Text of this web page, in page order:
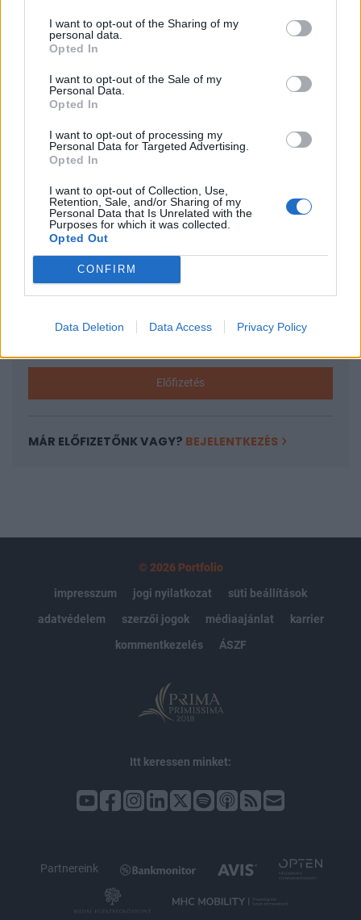
I want to opt-out of the Sharing of my
personal data.
Opted In
I want to opt-out of the Sale of my
Personal Data.
Opted In
I want to opt-out of processing my
Personal Data for Targeted Advertising.
Opted In
I want to opt-out of Collection, Use,
Retention, Sale, and/or Sharing of my
Personal Data that Is Unrelated with the
Purposes for which it was collected.
Opted Out
CONFIRM
Data Deletion Data Access Privacy Policy
között a fővárosi Fradi-pálya, az egykori Nemzeti Kulturális
Örökség Minisztériumának (NKÖM) Wesselényi utcai
épülete, az Országos Pszichiátriai Intézet Völgy utcai
épülete és a Béla király úti volt kormányrezidencia. Az idén
számos honvédelmi ingatlan értékesítésére is sor kerül:
például a margitszigeti Európa-ház...
KEDVES OLVASÓNK!
A keresett cikk a portfolio.hu hírarchívumához
tartozik, melynek olvasása előfizetéses
regisztrációhoz kötött.
Az előfizetés a következőket tartalmazza:
Kötéslisták: BÉT elmúlt 2 év napon belüli
Előfizetés
MÁR ELŐFIZETŐNK VAGY? BEJELENTKEZÉS
© 2026 Portfolio
impresszum
jogi nyilatkozat
süti beállítások
adatvédelem
szerzői jogok médiaajánlat
karrier
kommentkezelés
ÁSZF
Itt keressen minket:
Partnereink